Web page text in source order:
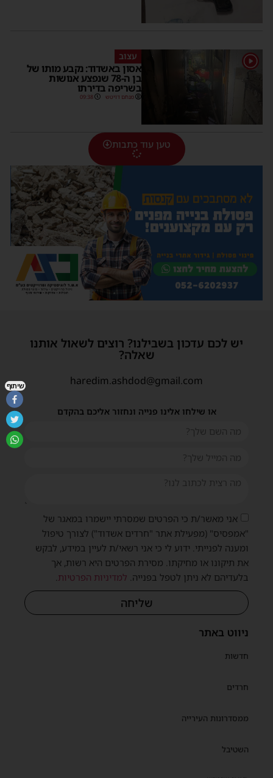
1 עצוב
אסון באשדוד: נקבע מותו של
בן ה-78 שנפצע אנושות
בשריפה בדירתו
מנחם דויטש 09:38
טען עוד כתבות
ניווט באתר
חדשות
חרדים
ממסדרונות העירייה
השטיבל
יש לכם עדכון בשבילנו? רוצים לשאול אותנו
שאלה?
haredim.ashdod@gmail.com
או שילחו אלינו פנייה ונחזור אליכם בהקדם
אני מאשר/ת כי הפרטים שמסרתי יישמרו במאגר של
"אמפסיס" (מפעילת אתר "חרדים אשדוד") לצורך טיפול
ומענה לפנייתי. ידוע לי כי אני רשאי/ת לעיין במידע, לבקש
את תיקונו או מחיקתו. מסירת הפרטים היא רשות, אך
בלעדיהם לא ניתן לטפל בפנייה. למדיניות הפרטיות
שליחה
שיתוף